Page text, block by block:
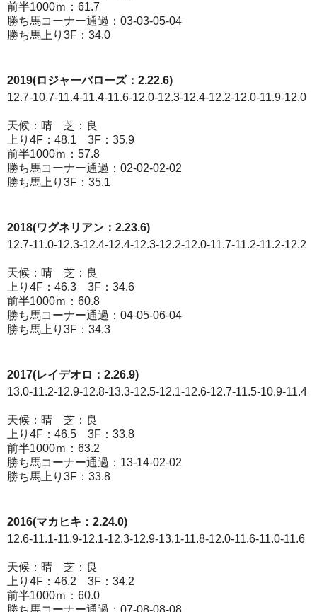
前半1000ｍ：61.7
勝ち馬コーナー通過：03-03-05-04
勝ち馬上り3F：34.0
2019(ロジャーバローズ：2.22.6)
12.7-10.7-11.4-11.4-11.6-12.0-12.3-12.4-12.2-12.0-11.9-12.0
天候：晴 芝：良
上り4F：48.1 3F：35.9
前半1000ｍ：57.8
勝ち馬コーナー通過：02-02-02-02
勝ち馬上り3F：35.1
2018(ワグネリアン：2.23.6)
12.7-11.0-12.3-12.4-12.4-12.3-12.2-12.0-11.7-11.2-11.2-12.2
天候：晴 芝：良
上り4F：46.3 3F：34.6
前半1000ｍ：60.8
勝ち馬コーナー通過：04-05-06-04
勝ち馬上り3F：34.3
2017(レイデオロ：2.26.9)
13.0-11.2-12.9-12.8-13.3-12.5-12.1-12.6-12.7-11.5-10.9-11.4
天候：晴 芝：良
上り4F：46.5 3F：33.8
前半1000ｍ：63.2
勝ち馬コーナー通過：13-14-02-02
勝ち馬上り3F：33.8
2016(マカヒキ：2.24.0)
12.6-11.1-11.9-12.1-12.3-12.9-13.1-11.8-12.0-11.6-11.0-11.6
天候：晴 芝：良
上り4F：46.2 3F：34.2
前半1000ｍ：60.0
勝ち馬コーナー通過：07-08-08-08